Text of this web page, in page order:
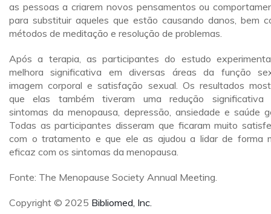
as pessoas a criarem novos pensamentos ou
para substituir aqueles que estão causando danos, bem
métodos de meditação e resolução de problemas.
Após a terapia, as participantes do estudo
melhora significativa em diversas áreas da função
imagem corporal e satisfação sexual. Os resultados
que elas também tiveram uma redução significativa
sintomas da menopausa, depressão, ansiedade e saúde
Todas as participantes disseram que ficaram muito
com o tratamento e que ele as ajudou a lidar de forma
eficaz com os sintomas da menopausa.
Fonte: The Menopause Society Annual Meeting.
Copyright © 2025 Bibliomed, Inc.